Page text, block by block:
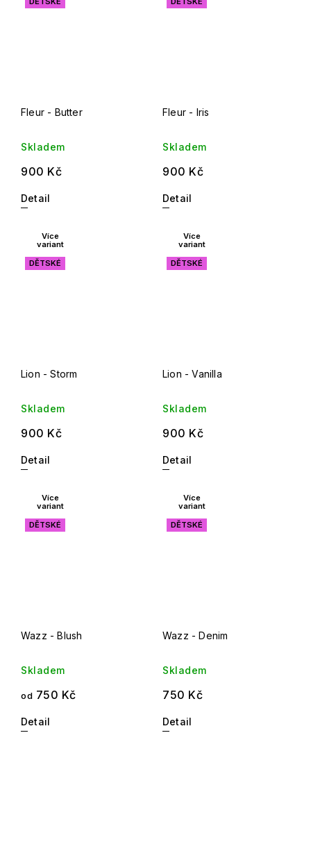
Fleur - Butter
Skladem
900 Kč
Detail
Fleur - Iris
Skladem
900 Kč
Detail
Více
variant
DĚTSKÉ
Lion - Storm
Skladem
900 Kč
Detail
Více
variant
DĚTSKÉ
Lion - Vanilla
Skladem
900 Kč
Detail
Více
variant
DĚTSKÉ
Wazz - Blush
Skladem
od 750 Kč
Detail
Více
variant
DĚTSKÉ
Wazz - Denim
Skladem
750 Kč
Detail